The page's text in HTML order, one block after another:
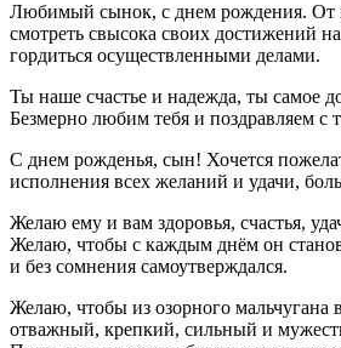
Любимый сынок, с днем рождения. От
смотреть свысока своих достижений
гордиться осуществленными делами.
Ты наше счастье и надежда, ты самое
Безмерно любим тебя и поздравляем с
С днем рожденья, сын! Хочется
исполнения всех желаний и удачи,
Желаю ему и вам здоровья, счастья,
Желаю, чтобы с каждым днём он
и без сомнения самоутверждался.
Желаю, чтобы из озорного мальчугана
отважный, крепкий, сильный и